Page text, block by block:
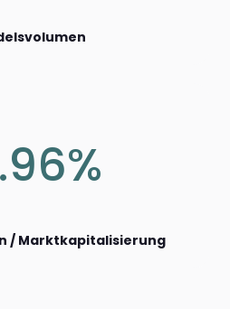
/ Marktkapitalisierung